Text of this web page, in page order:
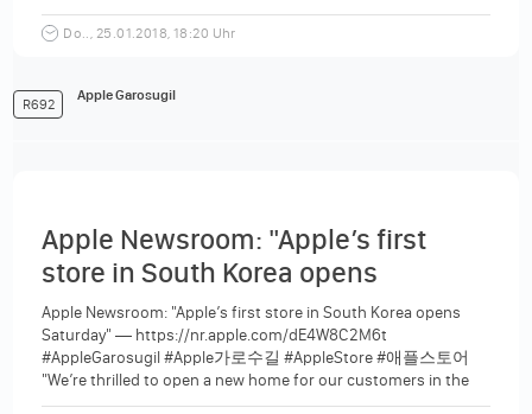
#AppleStore #애플스토어 Foto: Seunghoon...
Do.., 25.01.2018, 18:20 Uhr
R692
Apple Garosugil
Apple Newsroom: "Apple’s first
store in South Korea opens
Saturday"
Apple Newsroom: "Apple’s first store in South Korea opens
Saturday" — https://nr.apple.com/dE4W8C2M6t
#AppleGarosugil #Apple가로수길 #AppleStore #애플스토어
"We’re thrilled to open a new home for our customers in the
vibrant city of Seoul...